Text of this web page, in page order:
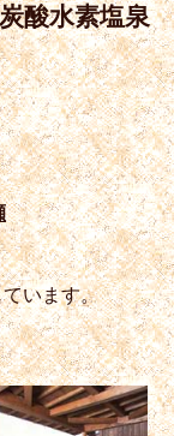
酸水素塩泉
います。